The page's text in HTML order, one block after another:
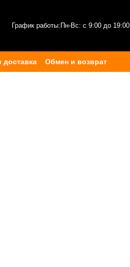
График работы: Пн-Вс: с 9:00 до 19:00
доставка
Обмен и возврат